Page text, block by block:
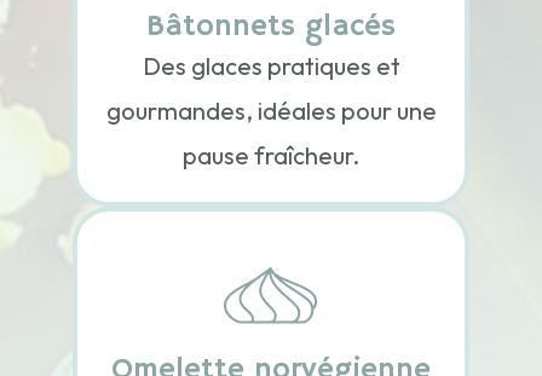
Bâtonnets glacés
Des glaces pratiques et
gourmandes, idéales pour une
pause fraîcheur.